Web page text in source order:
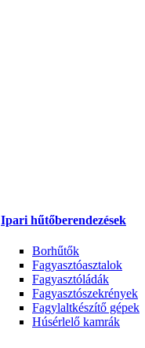
Ipari hűtőberendezések
Borhűtők
Fagyasztóasztalok
Fagyasztóládák
Fagyasztószekrények
Fagylaltkészítő gépek
Húsérlelő kamrák